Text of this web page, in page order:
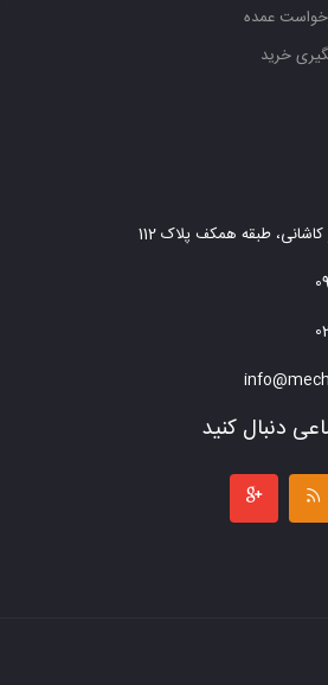
عمده
خرید
کاشانی، طبقه همکف پلاک 112
دنبال کنید